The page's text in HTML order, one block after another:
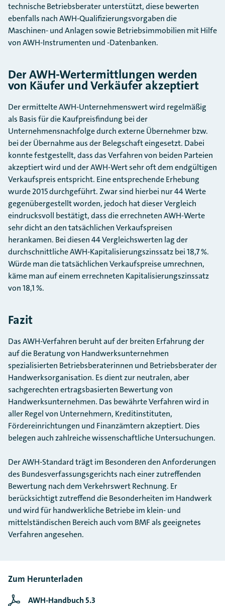
technische Betriebsberater unterstützt, diese bewerten
ebenfalls nach AWH-Qualifizierungsvorgaben die
Maschinen- und Anlagen sowie Betriebsimmobilien mit Hilfe
von AWH-Instrumenten und -Datenbanken.
Der AWH-Wertermittlungen werden
von Käufer und Verkäufer akzeptiert
Der ermittelte AWH-Unternehmenswert wird regelmäßig
als Basis für die Kaufpreisfindung bei der
Unternehmensnachfolge durch externe Übernehmer bzw.
bei der Übernahme aus der Belegschaft eingesetzt. Dabei
konnte festgestellt, dass das Verfahren von beiden Parteien
akzeptiert wird und der AWH-Wert sehr oft dem endgültigen
Verkaufspreis entspricht. Eine entsprechende Erhebung
wurde 2015 durchgeführt. Zwar sind hierbei nur 44 Werte
gegenübergestellt worden, jedoch hat dieser Vergleich
eindrucksvoll bestätigt, dass die errechneten AWH-Werte
sehr dicht an den tatsächlichen Verkaufspreisen
herankamen. Bei diesen 44 Vergleichswerten lag der
durchschnittliche AWH-Kapitalisierungszinssatz bei 18,7 %.
Würde man die tatsächlichen Verkaufspreise umrechnen,
käme man auf einem errechneten Kapitalisierungszinssatz
von 18,1 %.
Fazit
Das AWH-Verfahren beruht auf der breiten Erfahrung der
auf die Beratung von Handwerksunternehmen
spezialisierten Betriebsberaterinnen und Betriebsberater der
Handwerksorganisation. Es dient zur neutralen, aber
sachgerechten ertragsbasierten Bewertung von
Handwerksunternehmen. Das bewährte Verfahren wird in
aller Regel von Unternehmern, Kreditinstituten,
Fördereinrichtungen und Finanzämtern akzeptiert. Dies
belegen auch zahlreiche wissenschaftliche Untersuchungen.
Der AWH-Standard trägt im Besonderen den Anforderungen
des Bundesverfassungsgerichts nach einer zutreffenden
Bewertung nach dem Verkehrswert Rechnung. Er
berücksichtigt zutreffend die Besonderheiten im Handwerk
und wird für handwerkliche Betriebe im klein- und
mittelständischen Bereich auch vom BMF als geeignetes
Verfahren angesehen.
Zum Herunterladen
AWH-Handbuch 5.3